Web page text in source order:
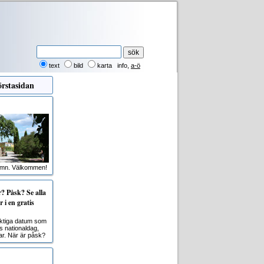
text bild karta info a-ö
Välkommen!
Påsk? Se alla
i en gratis
datum som
nationaldag,
När är påsk?